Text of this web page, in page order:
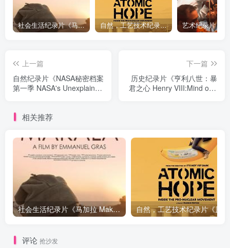
社会生活纪录片《马加拉 Makala》下载 自然，工艺技术纪录片《原子能的希望 Atomic Hope – Inside the Pro-Nuclear Movement》下载
上一篇
自然纪录片《NASA秘密档案
第一季 NASA's Unexplained
下一篇
历史纪录片《亨利八世：暴
君之心 Henry VIII:Mind of a
相关推荐
社会生活纪录片《马加拉 Makala》下载
评论 抢沙发